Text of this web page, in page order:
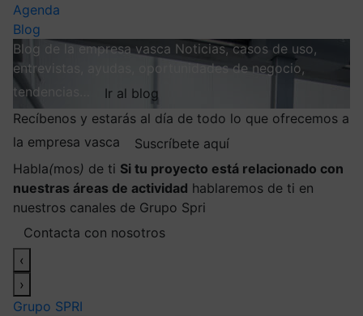
Agenda
Blog
Blog de la empresa vasca Noticias, casos de uso,
entrevistas, ayudas, oportunidades de negocio,
tendencias…
Ir al blog
Recíbenos y estarás al día de todo lo que ofrecemos a
la empresa vasca
Suscríbete aquí
Habla(mos) de ti Si tu proyecto está relacionado con
nuestras áreas de actividad hablaremos de ti en
nuestros canales de Grupo Spri
Contacta con nosotros
‹
›
Grupo SPRI